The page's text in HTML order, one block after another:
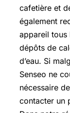
cafetière et
également
appareil tous
dépôts de
d’eau. Si
Senseo ne
nécessaire
contacter un